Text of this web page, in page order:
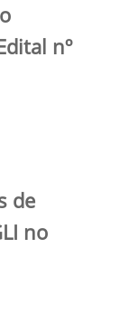
nº
de
no